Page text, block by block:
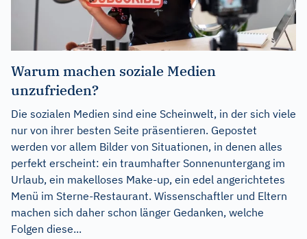
Warum machen soziale Medien
unzufrieden?
Die sozialen Medien sind eine Scheinwelt, in der sich viele
nur von ihrer besten Seite präsentieren. Gepostet
werden vor allem Bilder von Situationen, in denen alles
perfekt erscheint: ein traumhafter Sonnenuntergang im
Urlaub, ein makelloses Make-up, ein edel angerichtetes
Menü im Sterne-Restaurant. Wissenschaftler und Eltern
machen sich daher schon länger Gedanken, welche
Folgen diese...